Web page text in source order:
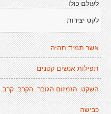
לעולם כולו
לקט יצירות
אשר תמיד תהיה
תפילות אנשים קטנים
השקט. הזמזום הגובר. הקרב. קרב.
כבישה